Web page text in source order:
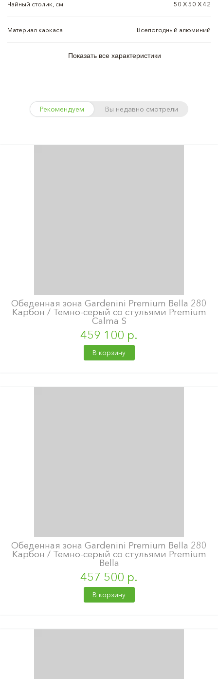
Чайный столик, см 50 Х 50 Х 42
Материал каркаса Всепогодный алюминий
Показать все характеристики
Рекомендуем Вы недавно смотрели
Обеденная зона Gardenini Premium Bella 280
Карбон / Темно-серый со стульями Premium
Calma S
459 100 р.
В корзину
Обеденная зона Gardenini Premium Bella 280
Карбон / Темно-серый со стульями Premium
Bella
457 500 р.
В корзину